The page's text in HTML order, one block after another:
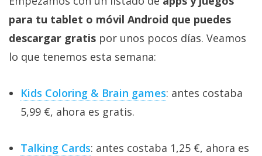
para tu tablet o móvil Android que puedes
descargar gratis por unos pocos días. Veamos
lo que tenemos esta semana:
Kids Coloring & Brain games: antes costaba
5,99 €, ahora es gratis.
Talking Cards: antes costaba 1,25 €, ahora es